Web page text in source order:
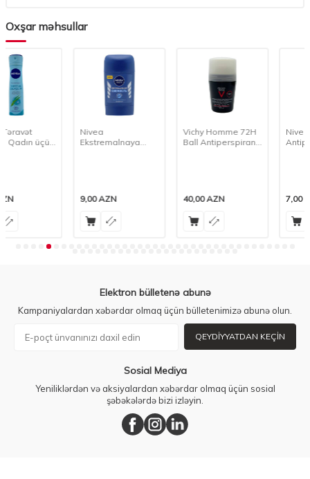
Oxşar məhsullar
Nivea
Ekstremalnaya
Vichy Homme 72H
Ball Antiperspirant
Nivea Silver Protect
Antiperspirant, 150
7,00
Elektron bülletenə abunə
Kampaniyalardan xəbərdar olmaq üçün bülletenimizə abunə olun.
QEYDIYYATDAN KEÇIN
Sosial Mediya
Yeniliklərdən və aksiyalardan xəbərdar olmaq üçün sosial
şəbəkələrdə bizi izləyin.